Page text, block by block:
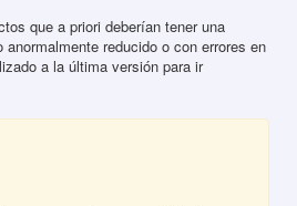
que a priori deberían tener una
reducido o con errores en
a la última versión para ir